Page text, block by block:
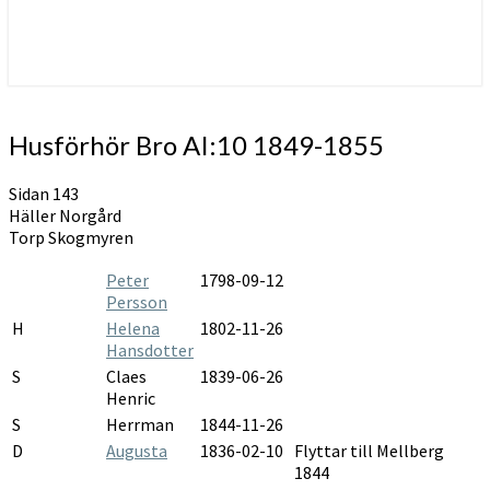
Husförhör
Bro
1849-
1855
Husförhör Bro AI:10 1849-1855
Sidan 143
Häller Norgård
Torp Skogmyren
Peter
Persson
1798-09-12
H
Helena
Hansdotter
1802-11-26
S
Claes
Henric
1839-06-26
S Herrman
1844-11-26
D
Augusta 1836-02-10 Flyttar till Mellberg
1844